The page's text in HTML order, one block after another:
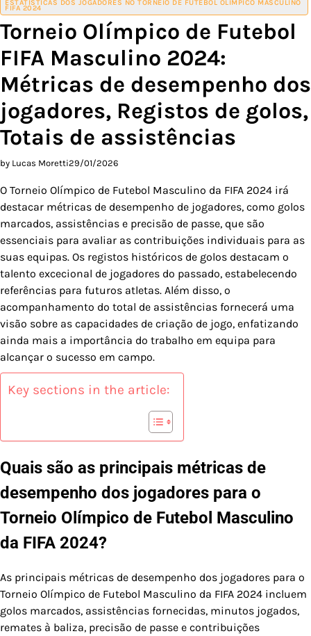
ESTATÍSTICAS DOS JOGADORES NO TORNEIO DE FUTEBOL OLÍMPICO MASCULINO
FIFA 2024
Torneio Olímpico de Futebol
FIFA Masculino 2024:
Métricas de desempenho dos
jogadores, Registos de golos,
Totais de assistências
by Lucas Moretti29/01/2026
O Torneio Olímpico de Futebol Masculino da FIFA 2024 irá
destacar métricas de desempenho de jogadores, como golos
marcados, assistências e precisão de passe, que são
essenciais para avaliar as contribuições individuais para as
suas equipas. Os registos históricos de golos destacam o
talento excecional de jogadores do passado, estabelecendo
referências para futuros atletas. Além disso, o
acompanhamento do total de assistências fornecerá uma
visão sobre as capacidades de criação de jogo, enfatizando
ainda mais a importância do trabalho em equipa para
alcançar o sucesso em campo.
Key sections in the article:
Quais são as principais métricas de
desempenho dos jogadores para o
Torneio Olímpico de Futebol Masculino
da FIFA 2024?
As principais métricas de desempenho dos jogadores para o
Torneio Olímpico de Futebol Masculino da FIFA 2024 incluem
golos marcados, assistências fornecidas, minutos jogados,
remates à baliza, precisão de passe e contribuições